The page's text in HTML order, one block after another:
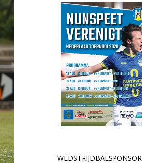
WEDSTRIJDBALSPONSOR